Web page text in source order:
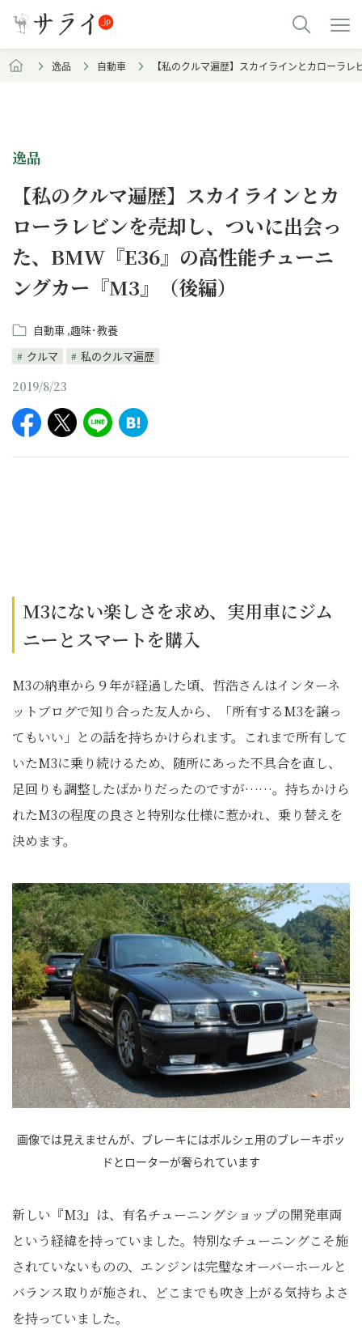
逸品 自動車 【私のクルマ遍歴】スカイラインとカローラ
逸品
【私のクルマ遍歴】スカイラインとカ
ローラレビンを売却し、ついに出会っ
た、BMW『E36』の高性能チューニ
ングカー『M3』（後編）
自動車 趣味･教養
クルマ
私のクルマ遍歴
2019/8/23
M3にない楽しさを求め、実用車にジム
ニーとスマートを購入
M3の納車から９年が経過した頃、哲浩さんはインターネ
ットブログで知り合った友人から、「所有するM3を譲っ
てもいい」との話を持ちかけられます。これまで所有して
いたM3に乗り続けるため、随所にあった不具合を直し、
足回りも調整したばかりだったのですが……。持ちかけら
れたM3の程度の良さと特別な仕様に惹かれ、乗り替えを
決めます。
画像では見えませんが、ブレーキにはポルシェ用のブレーキポッ
ドとローターが奢られています
新しい『M3』は、有名チューニングショップの開発車両
という経緯を持っていました。特別なチューニングこそ施
されていないものの、エンジンは完璧なオーバーホールと
バランス取りが施され、どこまでも吹き上がる気持ちよさ
を持っていました。